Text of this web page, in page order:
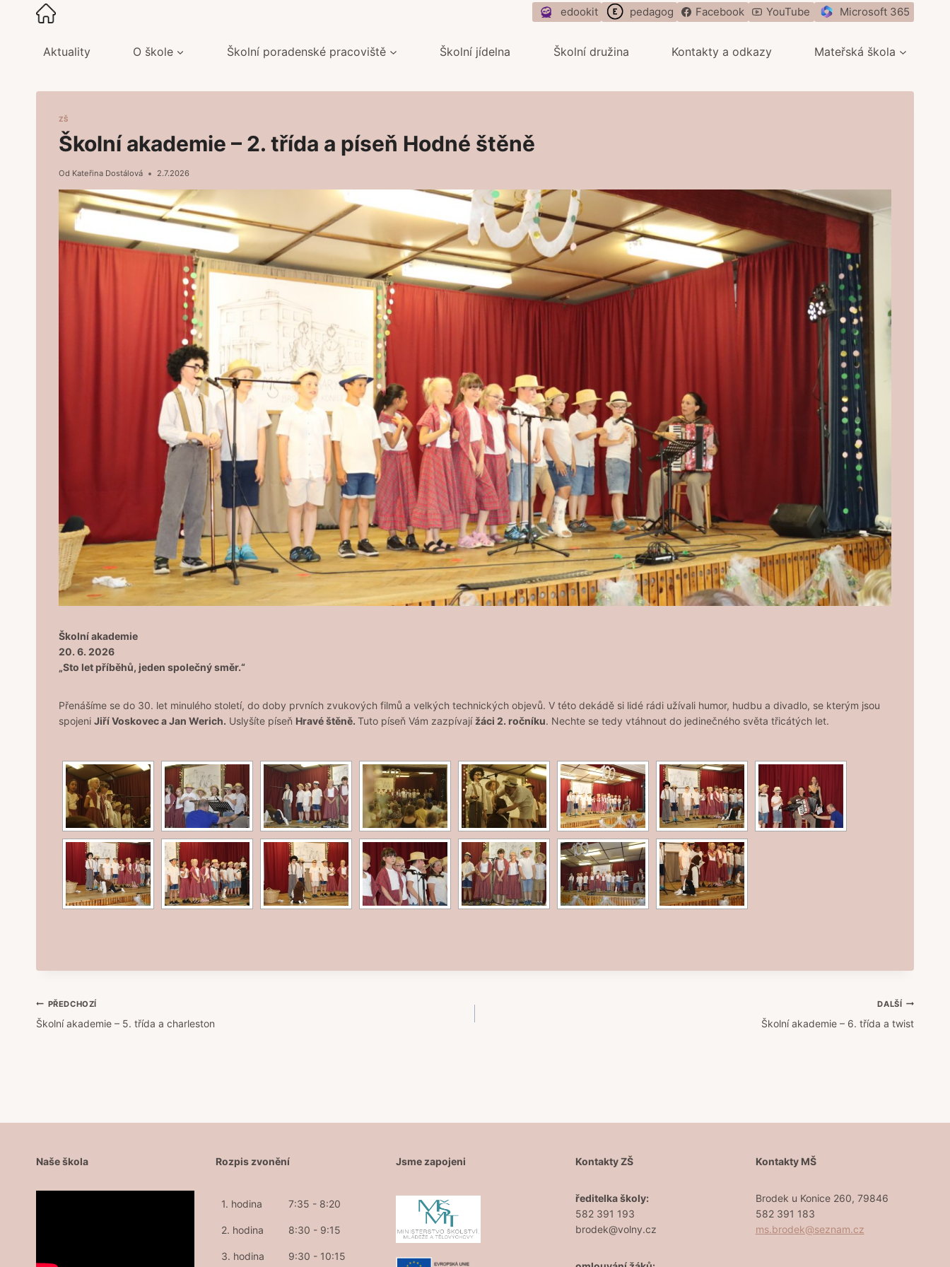
Přeskočit
edookit pedagog Facebook YouTube Microsoft 365
Aktuality O škole Školní poradenské pracoviště Školní jídelna Školní družina Kontakty a odkazy Mateřská škola
ZŠ
Školní akademie – 2. třída a píseň Hodné štěně
Od Kateřina Dostálová 2.7.2026
Školní akademie
20. 6. 2026
„Sto let příběhů, jeden společný směr.“
Přenášíme se do 30. let minulého století, do doby prvních zvukových filmů a velkých technických objevů. V této dekádě si lidé rádi užívali humor, hudbu a divadlo, se kterým jsou
spojeni Jiří Voskovec a Jan Werich. Uslyšíte píseň Hravé štěně. Tuto píseň Vám zazpívají žáci 2. ročníku. Nechte se tedy vtáhnout do jedinečného světa třicátých let.
Navigace
pro
PŘEDCHOZÍ
Školní akademie – 5. třída a charleston
DALŠÍ
Školní akademie – 6. třída a twist
Naše škola Rozpis zvonění
1. hodina 7:35 - 8:20
2. hodina 8:30 - 9:15
3. hodina 9:30 - 10:15
Jsme zapojeni Kontakty ZŠ
ředitelka školy:
582 391 193
brodek@volny.cz
Kontakty MŠ
Brodek u Konice 260, 79846
582 391 183
ms.brodek@seznam.cz